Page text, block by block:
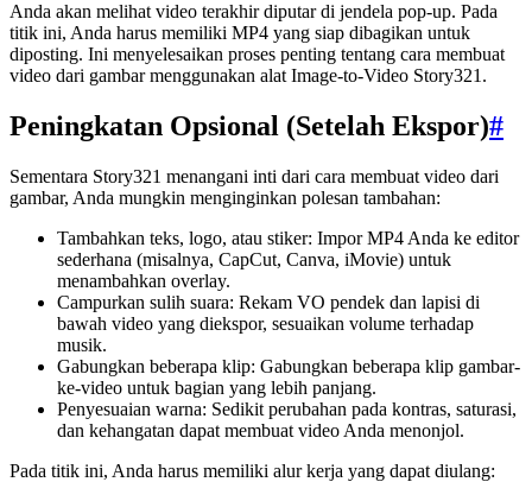
Anda akan melihat video terakhir diputar di jendela pop-up. Pada
titik ini, Anda harus memiliki MP4 yang siap dibagikan untuk
diposting. Ini menyelesaikan proses penting tentang cara membuat
video dari gambar menggunakan alat Image-to-Video Story321.
Peningkatan Opsional (Setelah Ekspor)#
Sementara Story321 menangani inti dari cara membuat video dari
gambar, Anda mungkin menginginkan polesan tambahan:
Tambahkan teks, logo, atau stiker: Impor MP4 Anda ke editor
sederhana (misalnya, CapCut, Canva, iMovie) untuk
menambahkan overlay.
Campurkan sulih suara: Rekam VO pendek dan lapisi di
bawah video yang diekspor, sesuaikan volume terhadap
musik.
Gabungkan beberapa klip: Gabungkan beberapa klip gambar-
ke-video untuk bagian yang lebih panjang.
Penyesuaian warna: Sedikit perubahan pada kontras, saturasi,
dan kehangatan dapat membuat video Anda menonjol.
Pada titik ini, Anda harus memiliki alur kerja yang dapat diulang: